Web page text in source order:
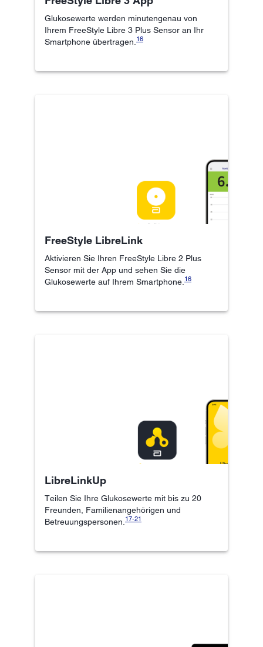
Glukosewerte werden minutengenau von
Ihrem FreeStyle Libre 3 Plus Sensor an Ihr
Smartphone übertragen. 16
FreeStyle LibreLink
Aktivieren Sie Ihren FreeStyle Libre 2 Plus
Sensor mit der App und sehen Sie die
Glukosewerte auf Ihrem Smartphone. 16
LibreLinkUp
Teilen Sie Ihre Glukosewerte mit bis zu 20
Freunden, Familienangehörigen und
Betreuungspersonen. 17-21